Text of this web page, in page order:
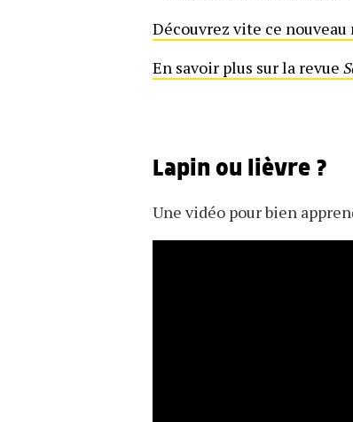
Découvrez vite ce
En savoir plus sur la revue
Lapin ou lièvre ?
Une vidéo pour bien